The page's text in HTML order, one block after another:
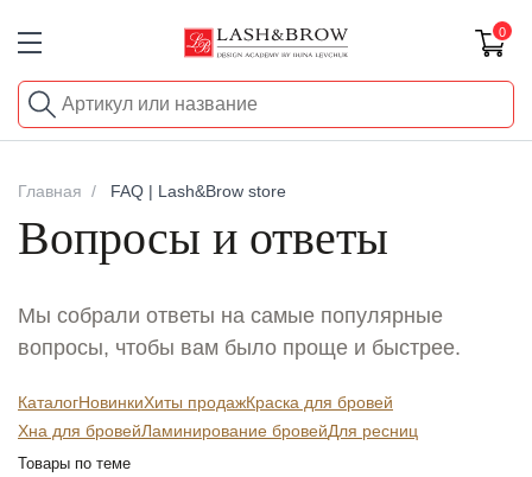
0
Главная FAQ | Lash&Brow store
Вопросы и ответы
Мы собрали ответы на самые популярные
вопросы, чтобы вам было проще и быстрее.
КаталогНовинкиХиты продажКраска для бровей
Хна для бровейЛаминирование бровейДля ресниц
Товары по теме